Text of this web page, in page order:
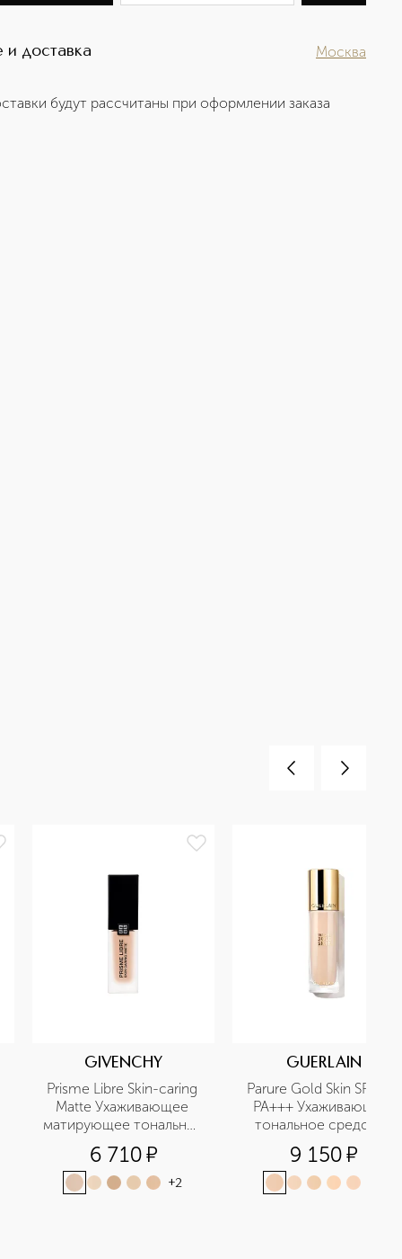
и доставка Москва
будут рассчитаны при оформлении заказа
GIVENCHY
Prisme Libre Skin-caring
Matte Ухаживающее
матирующее тональное
средство
6 710¤
+2
GUERLAIN
Parure Gold Skin SPF20-
PA+++ Ухаживающее
тональное средство
9 150¤